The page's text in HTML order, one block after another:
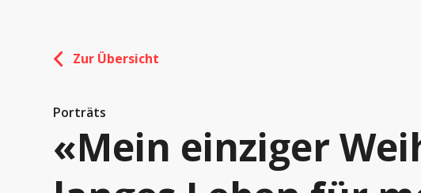
Zur Übersicht
Porträts
«Mein einziger